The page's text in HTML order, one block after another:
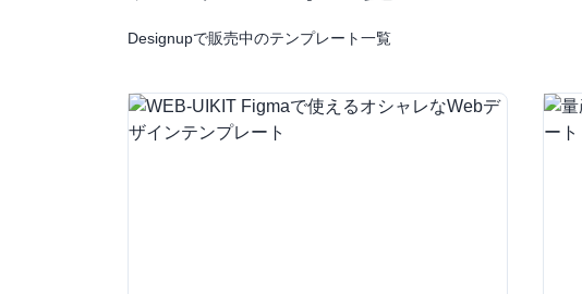
Designupで販売中のテンプレート一覧